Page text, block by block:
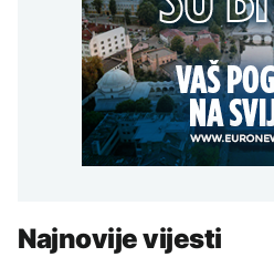
Najnovije vijesti